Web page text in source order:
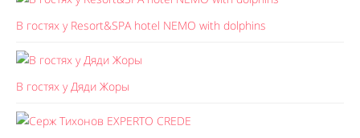
В гостях у Resort&SPA hotel NEMO with dolphins
В гостях у Дяди Жоры